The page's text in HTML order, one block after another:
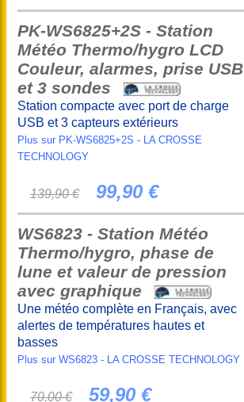
PK-WS6825+2S - Station
Météo Thermo/hygro LCD
Couleur, alarmes, prise USB
et 3 sondes
Station compacte avec port de charge
USB et 3 capteurs extérieurs
Plus sur PK-WS6825+2S - LA CROSSE
TECHNOLOGY
139,90 € 99,90 €
WS6823 - Station Météo
Thermo/hygro, phase de
lune et valeur de pression
avec graphique
Une météo complète en Français, avec
alertes de températures hautes et
basses
Plus sur WS6823 - LA CROSSE TECHNOLOGY
70,00 € 59,90 €